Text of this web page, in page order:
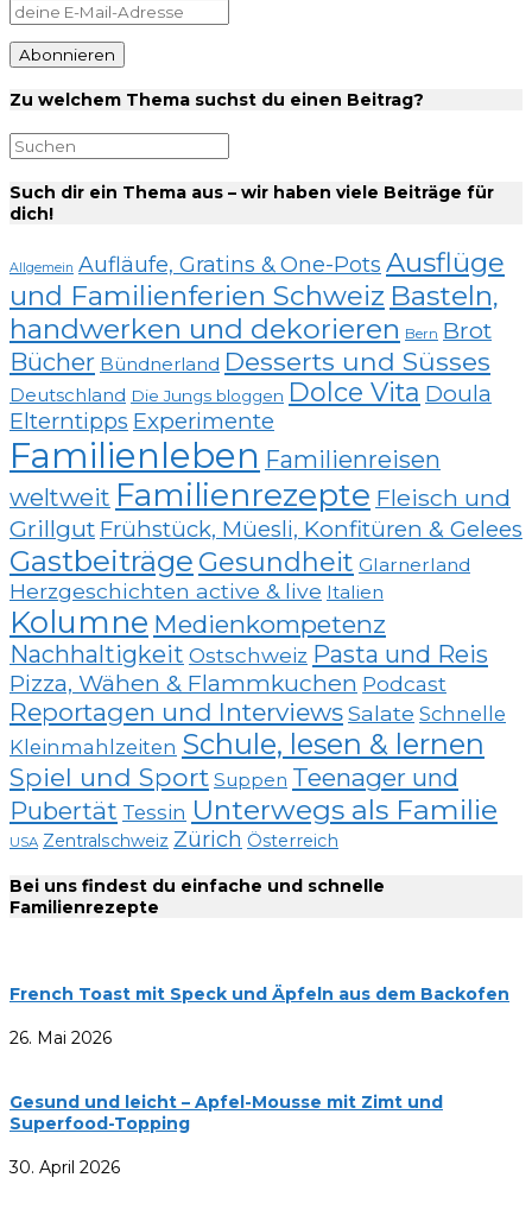
Zu welchem Thema suchst du einen Beitrag?
Such dir ein Thema aus – wir haben viele Beiträge für
dich!
Allgemein Aufläufe, Gratins & One-Pots Ausflüge
und Familienferien Schweiz Basteln,
handwerken und dekorieren Bern Brot
Bücher Bündnerland Desserts und Süsses
Deutschland Die Jungs bloggen Dolce Vita Doula
Elterntipps Experimente
Familienleben Familienreisen
weltweit Familienrezepte Fleisch und
Grillgut Frühstück, Müesli, Konfitüren & Gelees
Gastbeiträge Gesundheit Glarnerland
Herzgeschichten active & live Italien
Kolumne Medienkompetenz
Nachhaltigkeit Ostschweiz Pasta und Reis
Pizza, Wähen & Flammkuchen Podcast
Reportagen und InterviewsSalate Schnelle
Kleinmahlzeiten Schule, lesen & lernen
Spiel und Sport Suppen Teenager und
Pubertät Tessin Unterwegs als Familie
USA Zentralschweiz Zürich Österreich
Bei uns findest du einfache und schnelle
Familienrezepte
French Toast mit Speck und Äpfeln aus dem Backofen
26. Mai 2026
Gesund und leicht – Apfel-Mousse mit Zimt und
Superfood-Topping
30. April 2026